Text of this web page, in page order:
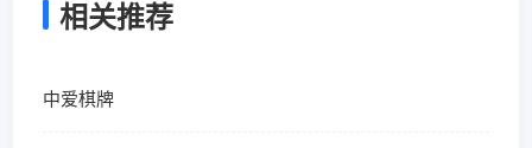
相关推荐
中爱棋牌